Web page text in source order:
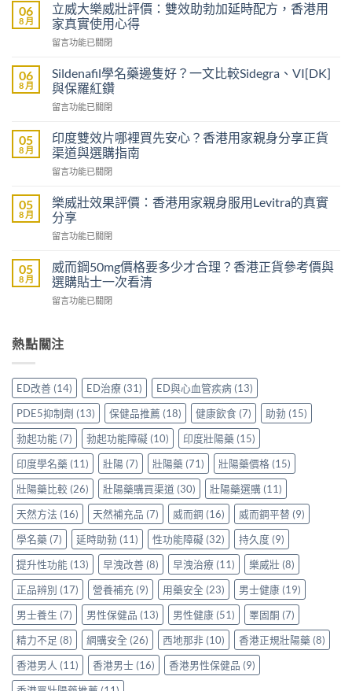
06
8 月
立威大樂威壯評價：雙效助勃加延時配方，香港用
家真實使用心得
在
威
大
樂
威
評
價：
雙
效
勃
加
時
方，
香
港
真
實
用
心
得〉
中
留言功能已關閉
06
8 月
Sildenafil學名藥邊隻好？一文比較Sidegra、VI[DK]
與保羅紅鑽
在
學
名
藥
邊
好？
一
文
比
Sidegra、
VI[DK]
保
鑽〉
留言功能已關閉
05
8 月
印度雙效片哪裡買先安心？香港用家親身分享正貨
渠道與選購指南
在
度
雙
效
片
裡
買
先
安
港
親
身
分
享
正
貨
渠
道
與
選
購
指
南〉
中
留言功能已關閉
05
8 月
樂威壯效果評價：香港用家親身服用Levitra的真實
分享
在
威
壯
效
果
香
家
親
身
服
用
Levitra
的
真
實
分
享〉
中
留言功能已關閉
05
8 月
威而鋼50mg價格要多少才合理？香港正貨參考價與
選購貼士一次看清
在
鋼
50mg
格
要
多
少
才
合
理？
香
港
正
貨
參
考
價
與
選
購
貼
士
一
次
看
清〉
中
留言功能已關閉
熱點關注
ED改善 (14) ED治療 (31) ED與心血管疾病 (13)
PDE5抑制劑 (13) 保健品推薦 (18) 健康飲食 (7) 助勃 (15)
勃起功能 (7) 勃起功能障礙 (10) 印度壯陽藥 (15)
印度學名藥 (11) 壯陽 (7) 壯陽藥 (71) 壯陽藥價格 (15)
壯陽藥比較 (26) 壯陽藥購買渠道 (30) 壯陽藥選購 (11)
天然方法 (16) 天然補充品 (7) 威而鋼 (16) 威而鋼平替 (9)
學名藥 (7) 延時助勃 (11) 性功能障礙 (32) 持久度 (9)
提升性功能 (13) 早洩改善 (8) 早洩治療 (11) 樂威壯 (8)
正品辨別 (17) 營養補充 (9) 用藥安全 (23) 男士健康 (19)
男士養生 (7) 男性保健品 (13) 男性健康 (51) 睪固酮 (7)
精力不足 (8) 網購安全 (26) 西地那非 (10) 香港正規壯陽藥 (8)
香港男人 (11) 香港男士 (16) 香港男性保健品 (9)